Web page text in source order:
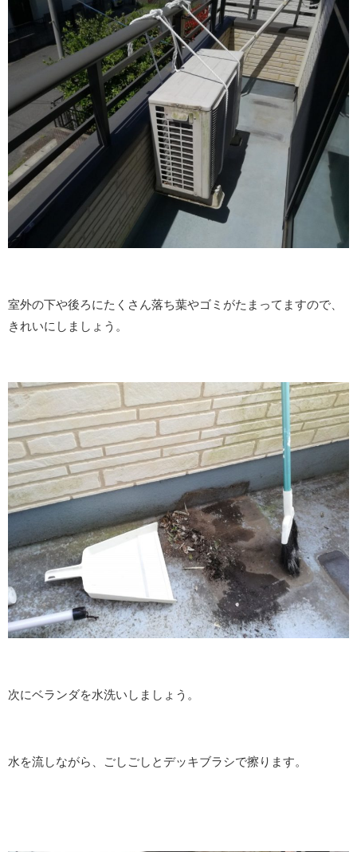
室外の下や後ろにたくさん落ち葉やゴミがたまってますので、
きれいにしましょう。
次にベランダを水洗いしましょう。
水を流しながら、ごしごしとデッキブラシで擦ります。